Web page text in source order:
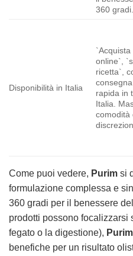
360 gradi.
Disponibilità in Italia
`Acquista
online`,
ricetta`,
consegna
rapida in
Italia.
comodità
Come puoi vedere, Purim si
formulazione complessa e
360 gradi per il benessere
prodotti possono focalizzarsi
fegato o la digestione), Purim
benefiche per un risultato